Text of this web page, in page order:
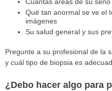
Cuántas áreas de su
Qué tan anormal se ve el
imágenes
Su salud general y sus
Pregunte a su profesional de la
y cuál tipo de biopsia es
¿Debo hacer algo para